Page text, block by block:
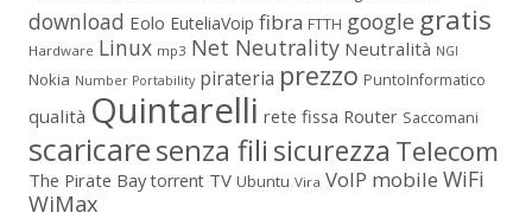
download Eolo EuteliaVoip fibra FTTH google gratis
Hardware Linux mp3 Net Neutrality Neutralità NGI
Nokia Number Portability pirateria prezzo PuntoInformatico
qualità Quintarelli rete fissa Router Saccomani
scaricaresenza fili sicurezza Telecom
The Pirate Bay torrent TV Ubuntu Vira VoIP mobile WiFi
WiMax